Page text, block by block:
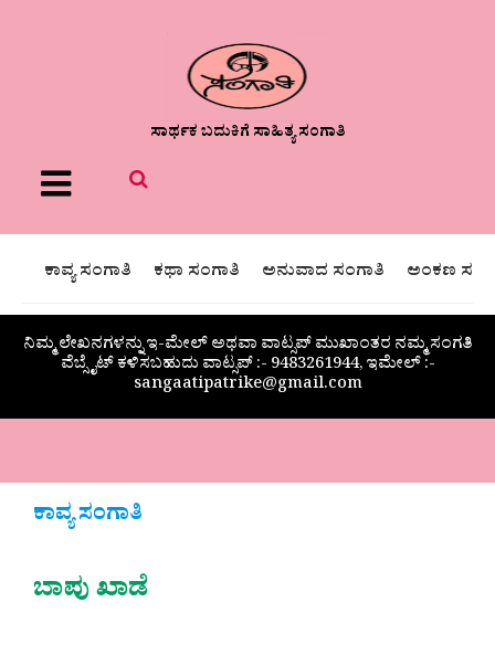
ಸಾರ್ಥಕ ಬದುಕಿಗೆ ಸಾಹಿತ್ಯ ಸಂಗಾತಿ
Menu
ಕಾವ್ಯ ಸಂಗಾತಿ ಕಥಾ ಸಂಗಾತಿ ಅನುವಾದ ಸಂಗಾತಿ ಅಂಕಣ
ನಿಮ್ಮ ಲೇಖನಗಳನ್ನು ಇ-ಮೇಲ್ ಅಥವಾ ವಾಟ್ಸಪ್ ಮುಖಾಂತರ ನಮ್ಮ ಸಂಗತಿ
ವೆಬ್ಸೈಟ್ ಕಳಿಸಬಹುದು ವಾಟ್ಸಪ್‌ :- 9483261944, ಇಮೇಲ್ :-
sangaatipatrike@gmail.com
ಕಾವ್ಯ ಸಂಗಾತಿ
ಬಾಪು ಖಾಡೆ